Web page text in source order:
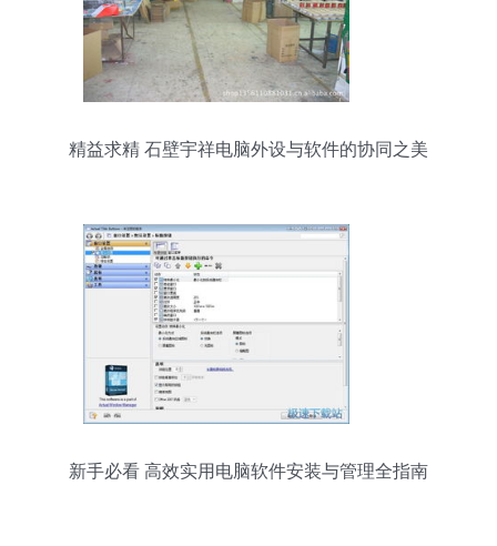
精益求精 石壁宇祥电脑外设与软件的协同之美
新手必看 高效实用电脑软件安装与管理全指南